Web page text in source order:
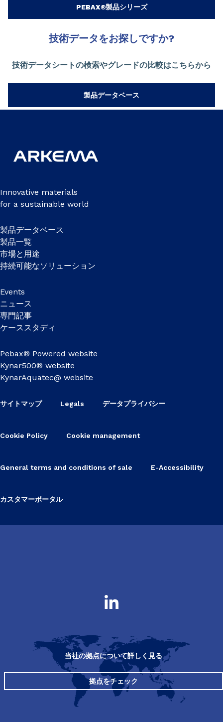
PEBAX®製品シリーズ
技術データをお探しですか?
技術データシートの検索やグレードの比較はこちらから
製品データベース
Innovative materials
for a sustainable world
製品データベース
製品一覧
市場と用途
持続可能なソリューション
Events
ニュース
専門記事
ケーススタディ
Pebax® Powered website
Kynar500® website
KynarAquatec@ website
サイトマップ Legals データプライバシー
Cookie Policy Cookie management
General terms and conditions of sale E-Accessibility
カスタマーポータル
当社の拠点について詳しく見る
拠点をチェック